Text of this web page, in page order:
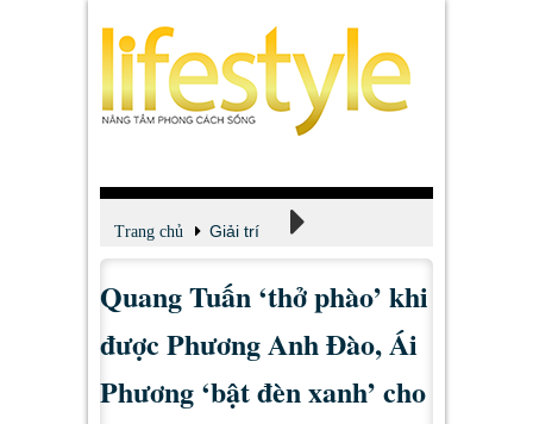
Trang chủ Giải trí
Xem - Nghe - Đọc
Quang Tuấn ‘thở phào’ khi
được Phương Anh Đào, Ái
Phương ‘bật đèn xanh’ cho